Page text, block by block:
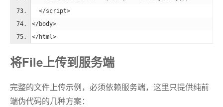
</script>
</body>
</html>
将File上传到服务端
完整的文件上传示例，必须依赖服务端，这里只提供纯前
端伪代码的几种方案：